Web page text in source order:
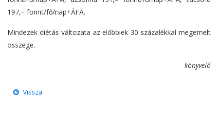
197,– forint/fő/nap+ÁFA.
Mindezek diétás változata az előbbiek 30 százalékkal megemelt
összege.
könyvelő
Vissza